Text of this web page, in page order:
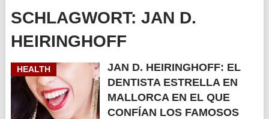
SCHLAGWORT: JAN D.
HEIRINGHOFF
HEALTH
JAN D. HEIRINGHOFF: EL
DENTISTA ESTRELLA EN
MALLORCA EN EL QUE
CONFÍAN LOS FAMOSOS